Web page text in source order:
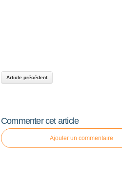
Article précédent
Commenter cet article
Ajouter un commentaire